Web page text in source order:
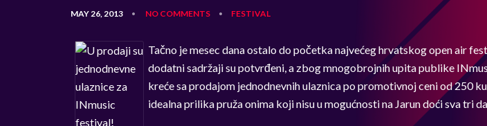
MAY 26, 2013 • NO COMMENTS • FESTIVAL
Tačno je mesec dana ostalo do početka najvećeg hrvatskog open air
dodatni sadržaji su potvrđeni, a zbog mnogobrojnih upita publike
kreće sa prodajom jednodnevnih ulaznica po promotivnoj ceni od 250
idealna prilika pruža onima koji nisu u mogućnosti na Jarun doći sva tri